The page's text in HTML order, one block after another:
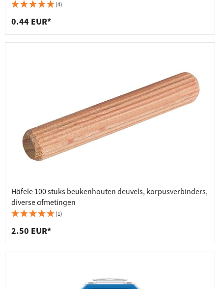
(4)
0.44 EUR*
Häfele 100 stuks beukenhouten deuvels, korpusverbinders,
diverse afmetingen
(1)
2.50 EUR*